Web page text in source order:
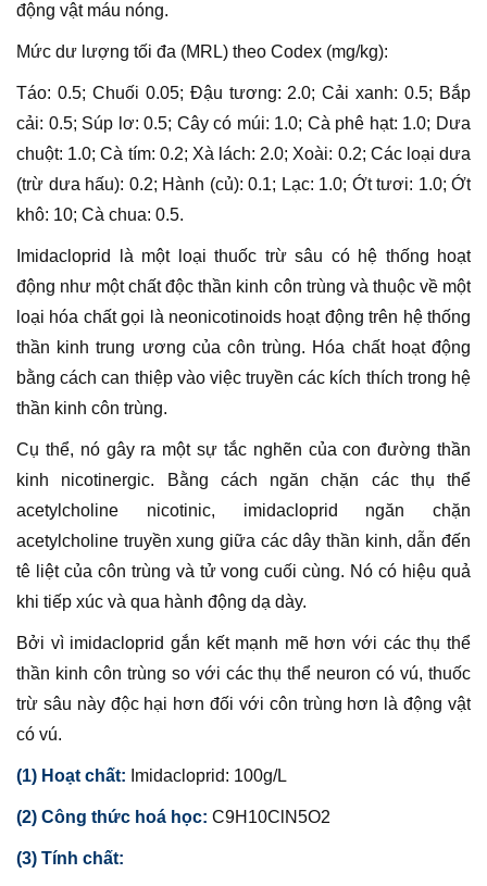
động vật máu nóng.
Mức dư lượng tối đa (MRL) theo Codex (mg/kg):
Táo: 0.5; Chuối 0.05; Đậu tương: 2.0; Cải xanh: 0.5; Bắp
cải: 0.5; Súp lơ: 0.5; Cây có múi: 1.0; Cà phê hạt: 1.0; Dưa
chuột: 1.0; Cà tím: 0.2; Xà lách: 2.0; Xoài: 0.2; Các loại dưa
(trừ dưa hấu): 0.2; Hành (củ): 0.1; Lạc: 1.0; Ớt tươi: 1.0; Ớt
khô: 10; Cà chua: 0.5.
Imidacloprid là một loại thuốc trừ sâu có hệ thống hoạt
động như một chất độc thần kinh côn trùng và thuộc về một
loại hóa chất gọi là neonicotinoids hoạt động trên hệ thống
thần kinh trung ương của côn trùng. Hóa chất hoạt động
bằng cách can thiệp vào việc truyền các kích thích trong hệ
thần kinh côn trùng.
Cụ thể, nó gây ra một sự tắc nghẽn của con đường thần
kinh nicotinergic. Bằng cách ngăn chặn các thụ thể
acetylcholine nicotinic, imidacloprid ngăn chặn
acetylcholine truyền xung giữa các dây thần kinh, dẫn đến
tê liệt của côn trùng và tử vong cuối cùng. Nó có hiệu quả
khi tiếp xúc và qua hành động dạ dày.
Bởi vì imidacloprid gắn kết mạnh mẽ hơn với các thụ thể
thần kinh côn trùng so với các thụ thể neuron có vú, thuốc
trừ sâu này độc hại hơn đối với côn trùng hơn là động vật
có vú.
(1) Hoạt chất: Imidacloprid: 100g/L
(2) Công thức hoá học: C9H10ClN5O2
(3) Tính chất: